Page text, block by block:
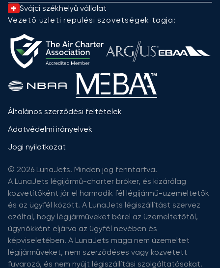
Svájci székhelyű vállalat
Vezető üzleti repülési szövetségek tagja:
Általános szerződési feltételek
Adatvédelmi irányelvek
Jogi nyilatkozat
© 2026 LunaJets. Minden jog fenntartva.
A LunaJets légijármű-charter bróker, és kizárólag
közvetítőként jár el harmadik fél légijármű-üzemeltetők
és az ügyfél között. A LunaJets légiszállítást szervez
azáltal, hogy légijárműveket bérel az üzemeltetőtől,
ügynökként eljárva az ügyfél nevében és
képviseletében. A LunaJets maga nem üzemeltet
légijárműveket, nem szerződéses vagy közvetett
fuvarozó, és nem nyújt légiszállítási szolgáltatásokat.